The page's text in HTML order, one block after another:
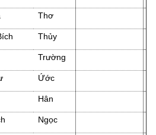
Thơ
Thủy
Trường
Ứớc
Hân
Ngọc